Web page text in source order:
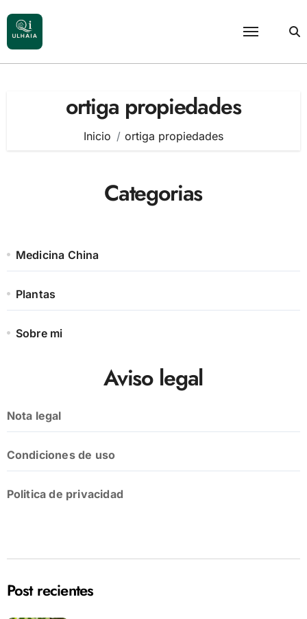
al
contenido
ortiga propiedades
Inicio ortiga propiedades
Categorias
Medicina China
Plantas
Sobre mi
Aviso legal
Nota legal
Condiciones de uso
Politica de privacidad
Post recientes